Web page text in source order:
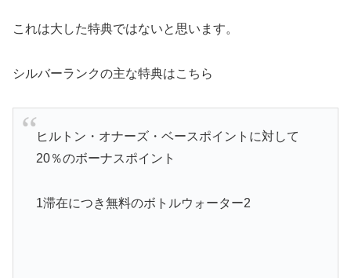
これは大した特典ではないと思います。
シルバーランクの主な特典はこちら
ヒルトン・オナーズ・ベースポイントに対して
20％のボーナスポイント
1滞在につき無料のボトルウォーター2